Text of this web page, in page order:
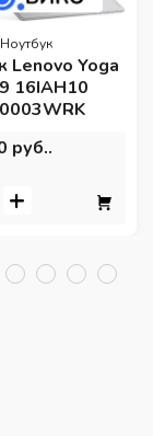
Ноутбук
Lenovo Yoga
16IAH10
руб..
+